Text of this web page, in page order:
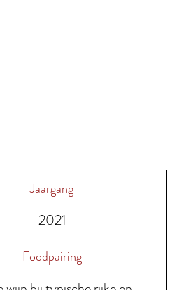
Jaargang
2021
Foodpairing